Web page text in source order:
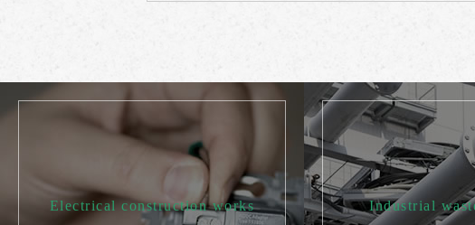
Electrical construction works Industrial